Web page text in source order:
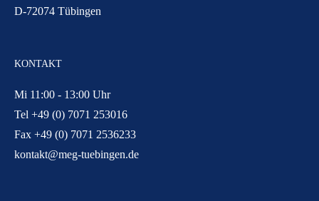
D-72074 Tübingen
KONTAKT
Mi 11:00 - 13:00 Uhr
Tel +49 (0) 7071 253016
Fax +49 (0) 7071 2536233
kontakt@meg-tuebingen.de